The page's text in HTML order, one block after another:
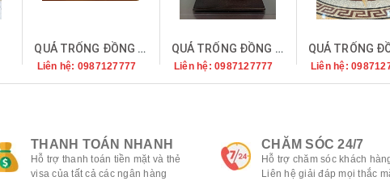
QUẢ TRỐNG ĐỒNG ĐƯỜNG KÍNH 25CM MẠ VÀNG 24K
Liên hệ: 0987127777
QUẢ TRỐNG ĐỒNG DÁT VÀNG
Liên hệ: 0987127777 Liên hệ:
THANH TOÁN NHANH
Hỗ trợ thanh toán tiền mặt và thẻ
visa của tất cả các ngân hàng
CHĂM SÓC 24/7
Hỗ trợ chăm sóc khách
Liên hệ giải đáp mọi thắc